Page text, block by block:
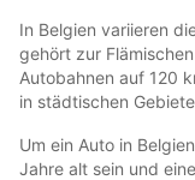
In Belgien variieren
gehört zur
Autobahnen auf 120
in städtischen
Um ein Auto in
Jahre alt sein und